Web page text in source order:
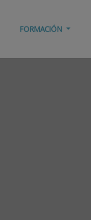
FORMACIÓN